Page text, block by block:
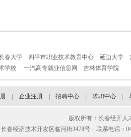
春大学 四平市职业技术教育中心 延边大学
学校 一汽高专就业信息网 吉林体育学院
企业注册 招聘中心 求职中心
版权所有：长春经开人
春经济技术开发区临河街3478号 联系电话：